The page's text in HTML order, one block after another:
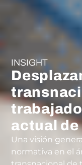
INSIGHT
actual
Una visión
normativa en el